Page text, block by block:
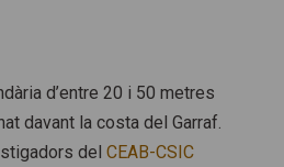
d’entre 20 i 50 metres
davant la costa del Garraf.
del CEAB-CSIC